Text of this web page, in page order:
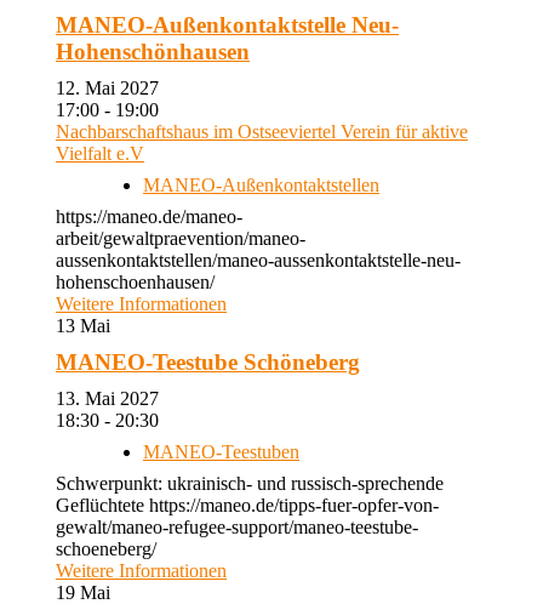
MANEO-Außenkontaktstelle Neu-
Hohenschönhausen
12. Mai 2027
17:00 - 19:00
Nachbarschaftshaus im Ostseeviertel Verein für aktive
Vielfalt e.V
MANEO-Außenkontaktstellen
https://maneo.de/maneo-
arbeit/gewaltpraevention/maneo-
aussenkontaktstellen/maneo-aussenkontaktstelle-neu-
hohenschoenhausen/
Weitere Informationen
13 Mai
MANEO-Teestube Schöneberg
13. Mai 2027
18:30 - 20:30
MANEO-Teestuben
Schwerpunkt: ukrainisch- und russisch-sprechende
Geflüchtete https://maneo.de/tipps-fuer-opfer-von-
gewalt/maneo-refugee-support/maneo-teestube-
schoeneberg/
Weitere Informationen
19 Mai